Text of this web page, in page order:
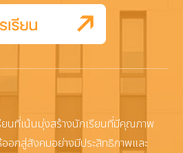
รียนที่เน้นมุ่งสร้างนักเรียนที่มีคุณภาพ
อกสู่สังคมอย่างมีประสิทธิภาพและ